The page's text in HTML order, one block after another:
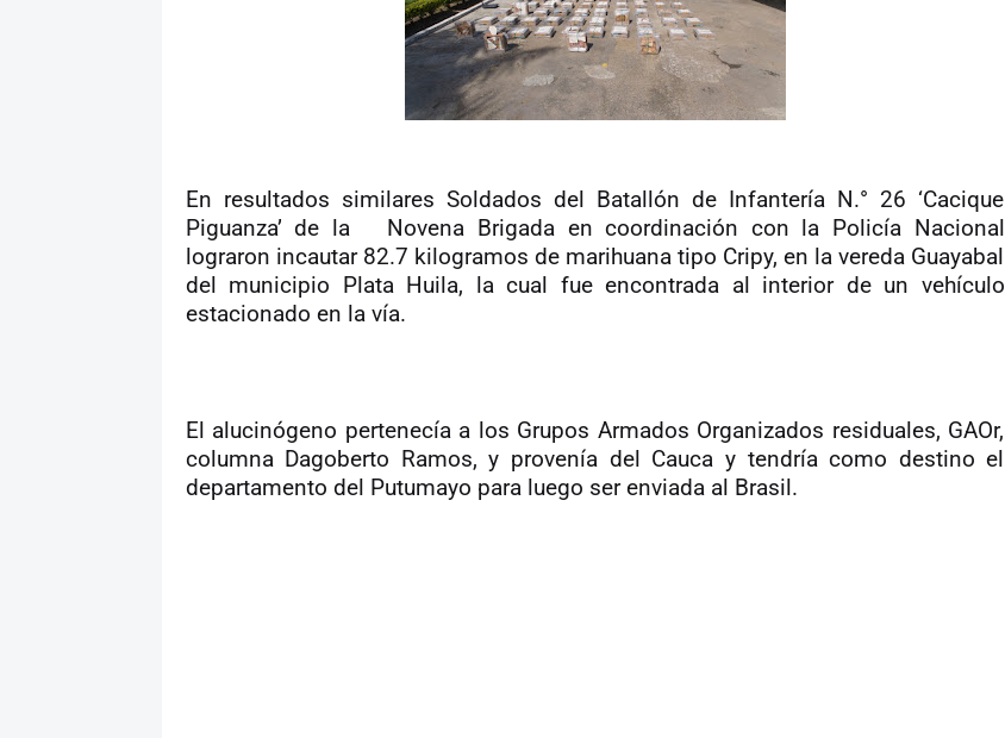
En resultados similares Soldados del Batallón de Infantería N.° 26 ‘Cacique
Piguanza’ de la
Novena Brigada en coordinación con la Policía Nacional
lograron incautar 82.7 kilogramos de marihuana tipo Cripy, en la vereda Guayabal
del municipio Plata Huila, la cual fue encontrada al interior de un vehículo
estacionado en la vía.
El alucinógeno pertenecía a los Grupos Armados Organizados residuales, GAOr,
columna Dagoberto Ramos, y provenía del Cauca y tendría como destino el
departamento del Putumayo para luego ser enviada al Brasil.